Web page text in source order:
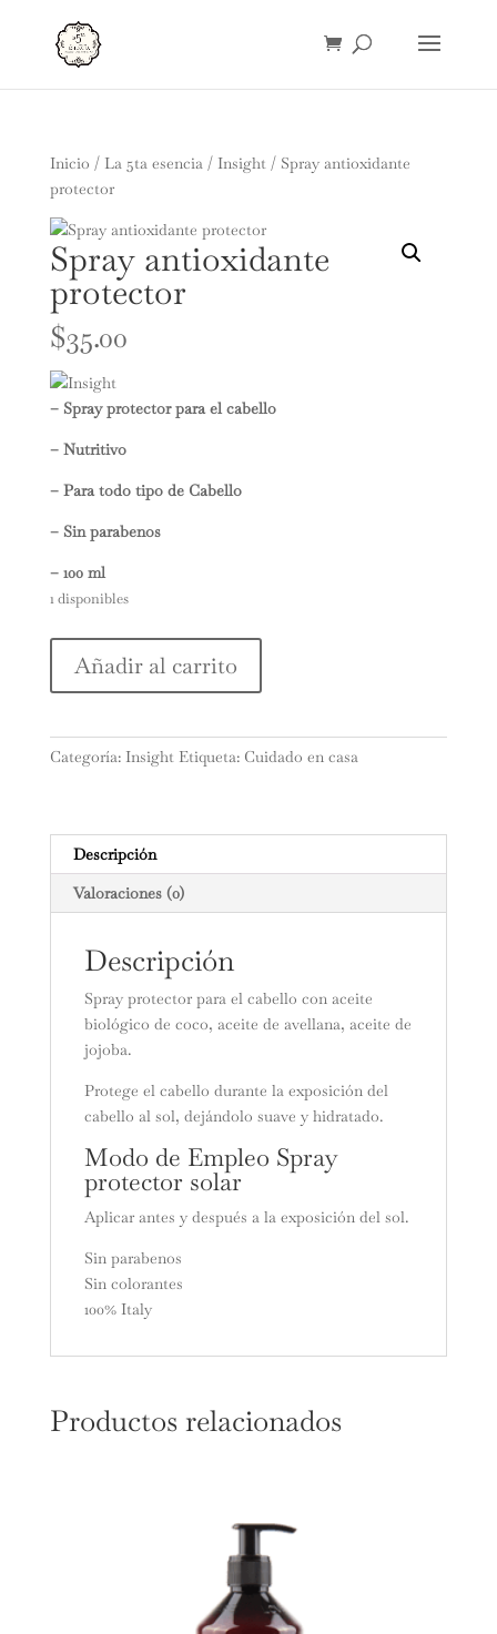
Inicio / La 5ta esencia/ Insight/ Spray antioxidante
protector
Spray antioxidante
protector
$35.00
– Spray protector para el cabello
– Nutritivo
– Para todo tipo de Cabello
– Sin parabenos
– 100 ml
1 disponibles
antioxidante
protector
Añadir al carrito
Categoría: Insight Etiqueta: Cuidado en casa
Descripción
Valoraciones (0)
Descripción
Spray protector para el cabello con aceite
biológico de coco, aceite de avellana, aceite de
jojoba.
Protege el cabello durante la exposición del
cabello al sol, dejándolo suave y hidratado.
Modo de Empleo Spray
protector solar
Aplicar antes y después a la exposición del sol.
Sin parabenos
Sin colorantes
100% Italy
Productos relacionados